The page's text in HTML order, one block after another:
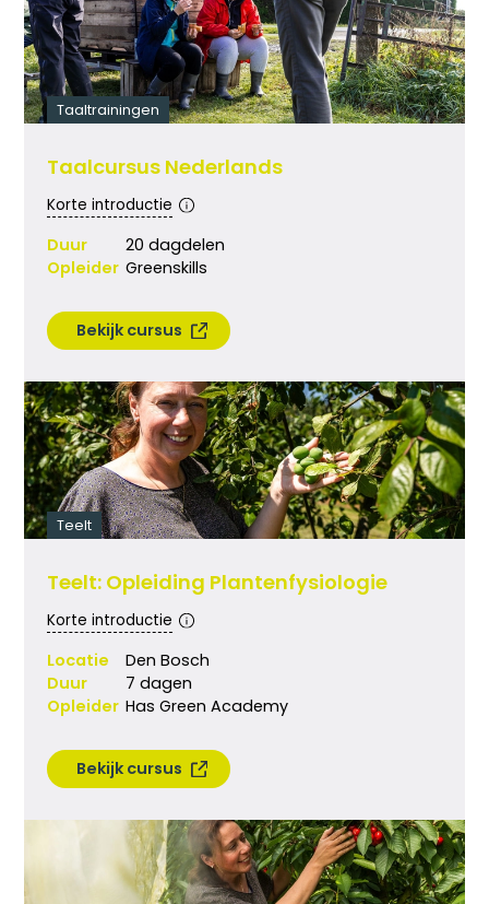
Taaltrainingen
Taalcursus Nederlands
Korte introductie
Duur
20 dagdelen
Opleider Greenskills
Bekijk cursus
Teelt
Teelt: Opleiding Plantenfysiologie
Korte introductie
Locatie
Den Bosch
Duur
7 dagen
Opleider Has Green Academy
Bekijk cursus